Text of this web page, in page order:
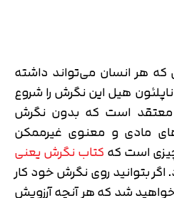
که هر انسان می‌تواند داشته
هیل این نگرش را شروع
است که بدون نگرش
مادی و معنوی غیرممکن
است کهکتاب نگرش یعنی
اگر بتوانید روی نگرش خود کار
شد که هر آنچه آرزویش